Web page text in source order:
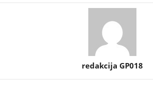
redakcija GP018